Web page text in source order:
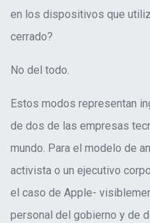
en los dispositivos que
cerrado?
No del todo.
Estos modos representan
de dos de las empresas
mundo. Para el modelo de
activista o un ejecutivo
el caso de Apple-
personal del gobierno y de